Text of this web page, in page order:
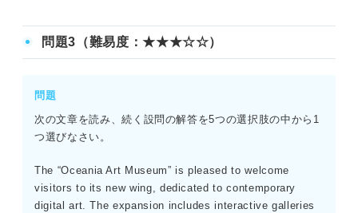
問題3（難易度：★★★☆☆）
問題
次の文章を読み、続く設問の解答を5つの選択肢の中から1
つ選びなさい。
The “Oceania Art Museum” is pleased to welcome
visitors to its new wing, dedicated to contemporary
digital art. The expansion includes interactive galleries